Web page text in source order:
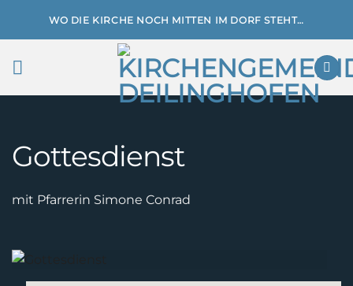
WO DIE KIRCHE NOCH MITTEN IM DORF STEHT…
Gottesdienst
mit Pfarrerin Simone Conrad